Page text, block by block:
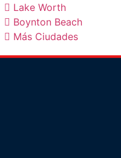
Lake Worth
Boynton Beach
Más Ciudades